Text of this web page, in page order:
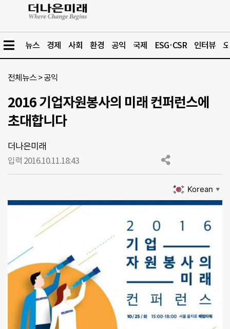
뉴스 경제 사회 환경 공익 국제 ESG·CSR 인터뷰
전체뉴스 >공익
2016 기업자원봉사의 미래 컨퍼런스에
초대합니다
더나은미래
입력 2016.10.11.18:43
Korean ▼